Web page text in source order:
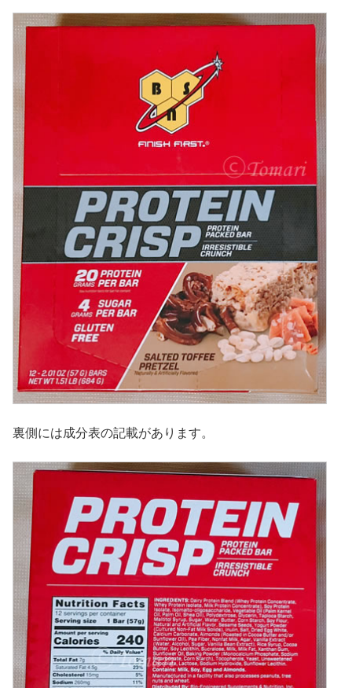
裏側には成分表の記載があります。